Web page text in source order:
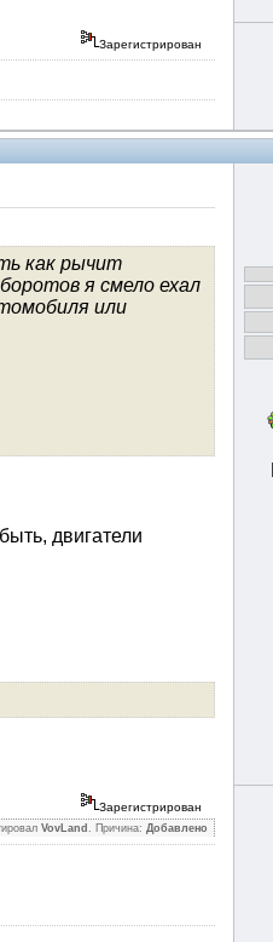
Зарегистрирован
как рычит
я смело ехал
или
двигатели
Зарегистрирован
VovLand . Причина: Добавлено